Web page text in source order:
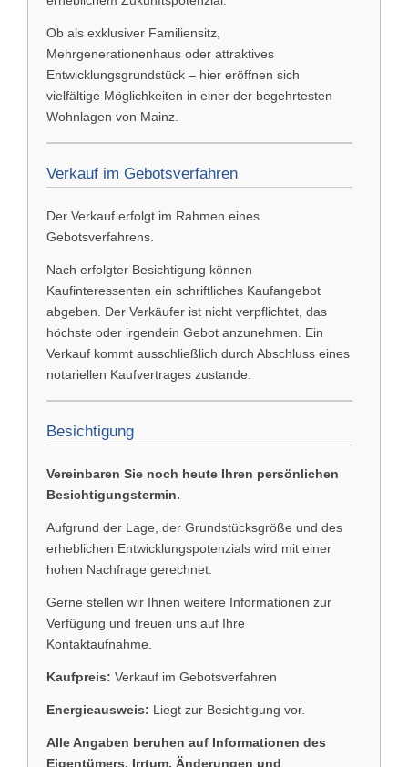
Ob als exklusiver Familiensitz,
Mehrgenerationenhaus oder attraktives
Entwicklungsgrundstück – hier eröffnen sich
vielfältige Möglichkeiten in einer der begehrtesten
Wohnlagen von Mainz.
Verkauf im Gebotsverfahren
Der Verkauf erfolgt im Rahmen eines
Gebotsverfahrens.
Nach erfolgter Besichtigung können
Kaufinteressenten ein schriftliches Kaufangebot
abgeben. Der Verkäufer ist nicht verpflichtet, das
höchste oder irgendein Gebot anzunehmen. Ein
Verkauf kommt ausschließlich durch Abschluss eines
notariellen Kaufvertrages zustande.
Besichtigung
Vereinbaren Sie noch heute Ihren persönlichen
Besichtigungstermin.
Aufgrund der Lage, der Grundstücksgröße und des
erheblichen Entwicklungspotenzials wird mit einer
hohen Nachfrage gerechnet.
Gerne stellen wir Ihnen weitere Informationen zur
Verfügung und freuen uns auf Ihre
Kontaktaufnahme.
Kaufpreis: Verkauf im Gebotsverfahren
Energieausweis: Liegt zur Besichtigung vor.
Alle Angaben beruhen auf Informationen des
Eigentümers. Irrtum, Änderungen und